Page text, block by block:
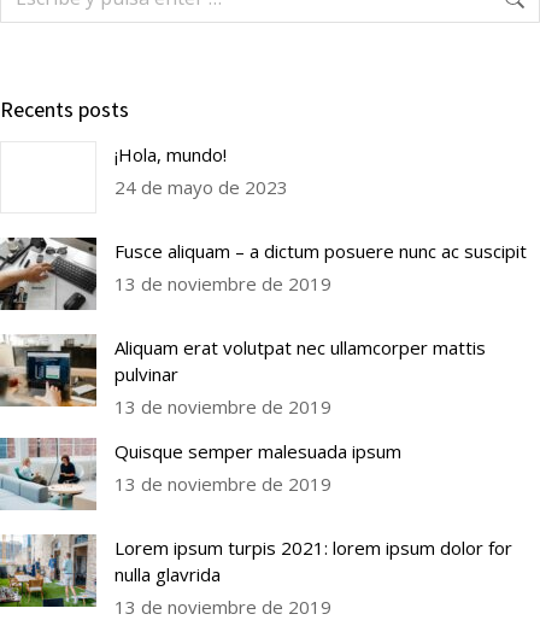
Recents posts
¡Hola, mundo!
24 de mayo de 2023
Fusce aliquam – a dictum posuere nunc ac suscipit
13 de noviembre de 2019
Aliquam erat volutpat nec ullamcorper mattis
pulvinar
13 de noviembre de 2019
Quisque semper malesuada ipsum
13 de noviembre de 2019
Lorem ipsum turpis 2021: lorem ipsum dolor for
nulla glavrida
13 de noviembre de 2019